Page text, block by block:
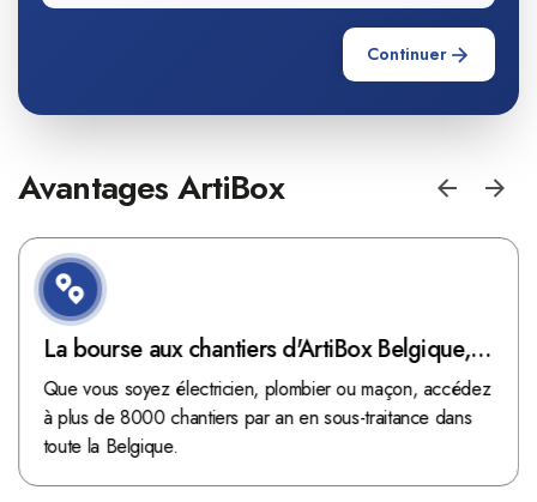
Continuer
Avantages ArtiBox
La bourse aux chantiers d'ArtiBox Belgique,
véritable mine d'or !
Que vous soyez électricien, plombier ou maçon, accédez
à plus de 8000 chantiers par an en sous-traitance dans
toute la Belgique.